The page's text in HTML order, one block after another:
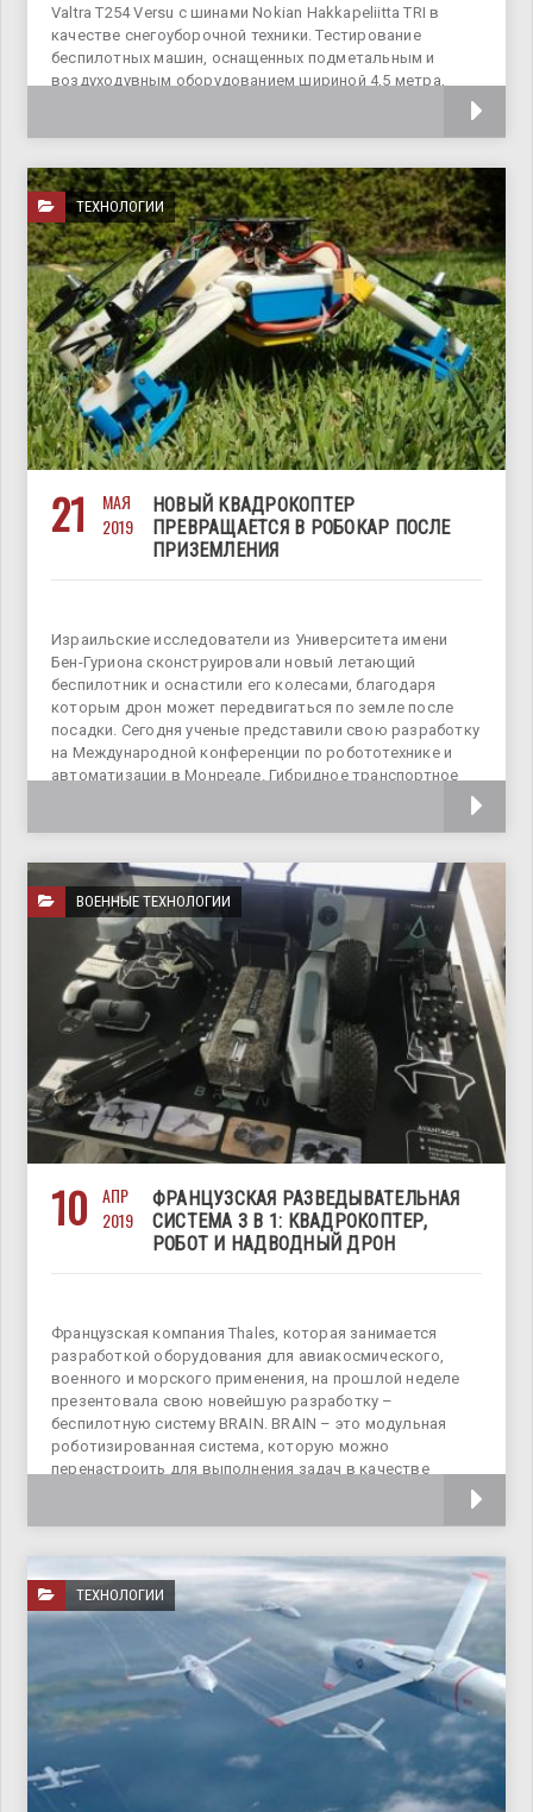
Valtra T254 Versu с шинами Nokian Hakkapeliitta TRI в
качестве снегоуборочной техники. Тестирование
беспилотных машин, оснащенных подметальным и
воздуходувным оборудованием шириной 4,5 метра,
ТЕХНОЛОГИИ
21
МАЯ
2019
НОВЫЙ КВАДРОКОПТЕР
ПРЕВРАЩАЕТСЯ В РОБОКАР ПОСЛЕ
ПРИЗЕМЛЕНИЯ
Израильские исследователи из Университета имени
Бен-Гуриона сконструировали новый летающий
беспилотник и оснастили его колесами, благодаря
которым дрон может передвигаться по земле после
посадки. Сегодня ученые представили свою разработку
на Международной конференции по робототехнике и
автоматизации в Монреале. Гибридное транспортное
ВОЕННЫЕ ТЕХНОЛОГИИ
10
АПР
2019
ФРАНЦУЗСКАЯ РАЗВЕДЫВАТЕЛЬНАЯ
СИСТЕМА 3 В 1: КВАДРОКОПТЕР,
РОБОТ И НАДВОДНЫЙ ДРОН
Французская компания Thales, которая занимается
разработкой оборудования для авиакосмического,
военного и морского применения, на прошлой неделе
презентовала свою новейшую разработку –
беспилотную систему BRAIN. BRAIN – это модульная
роботизированная система, которую можно
перенастроить для выполнения задач в качестве
ТЕХНОЛОГИИ